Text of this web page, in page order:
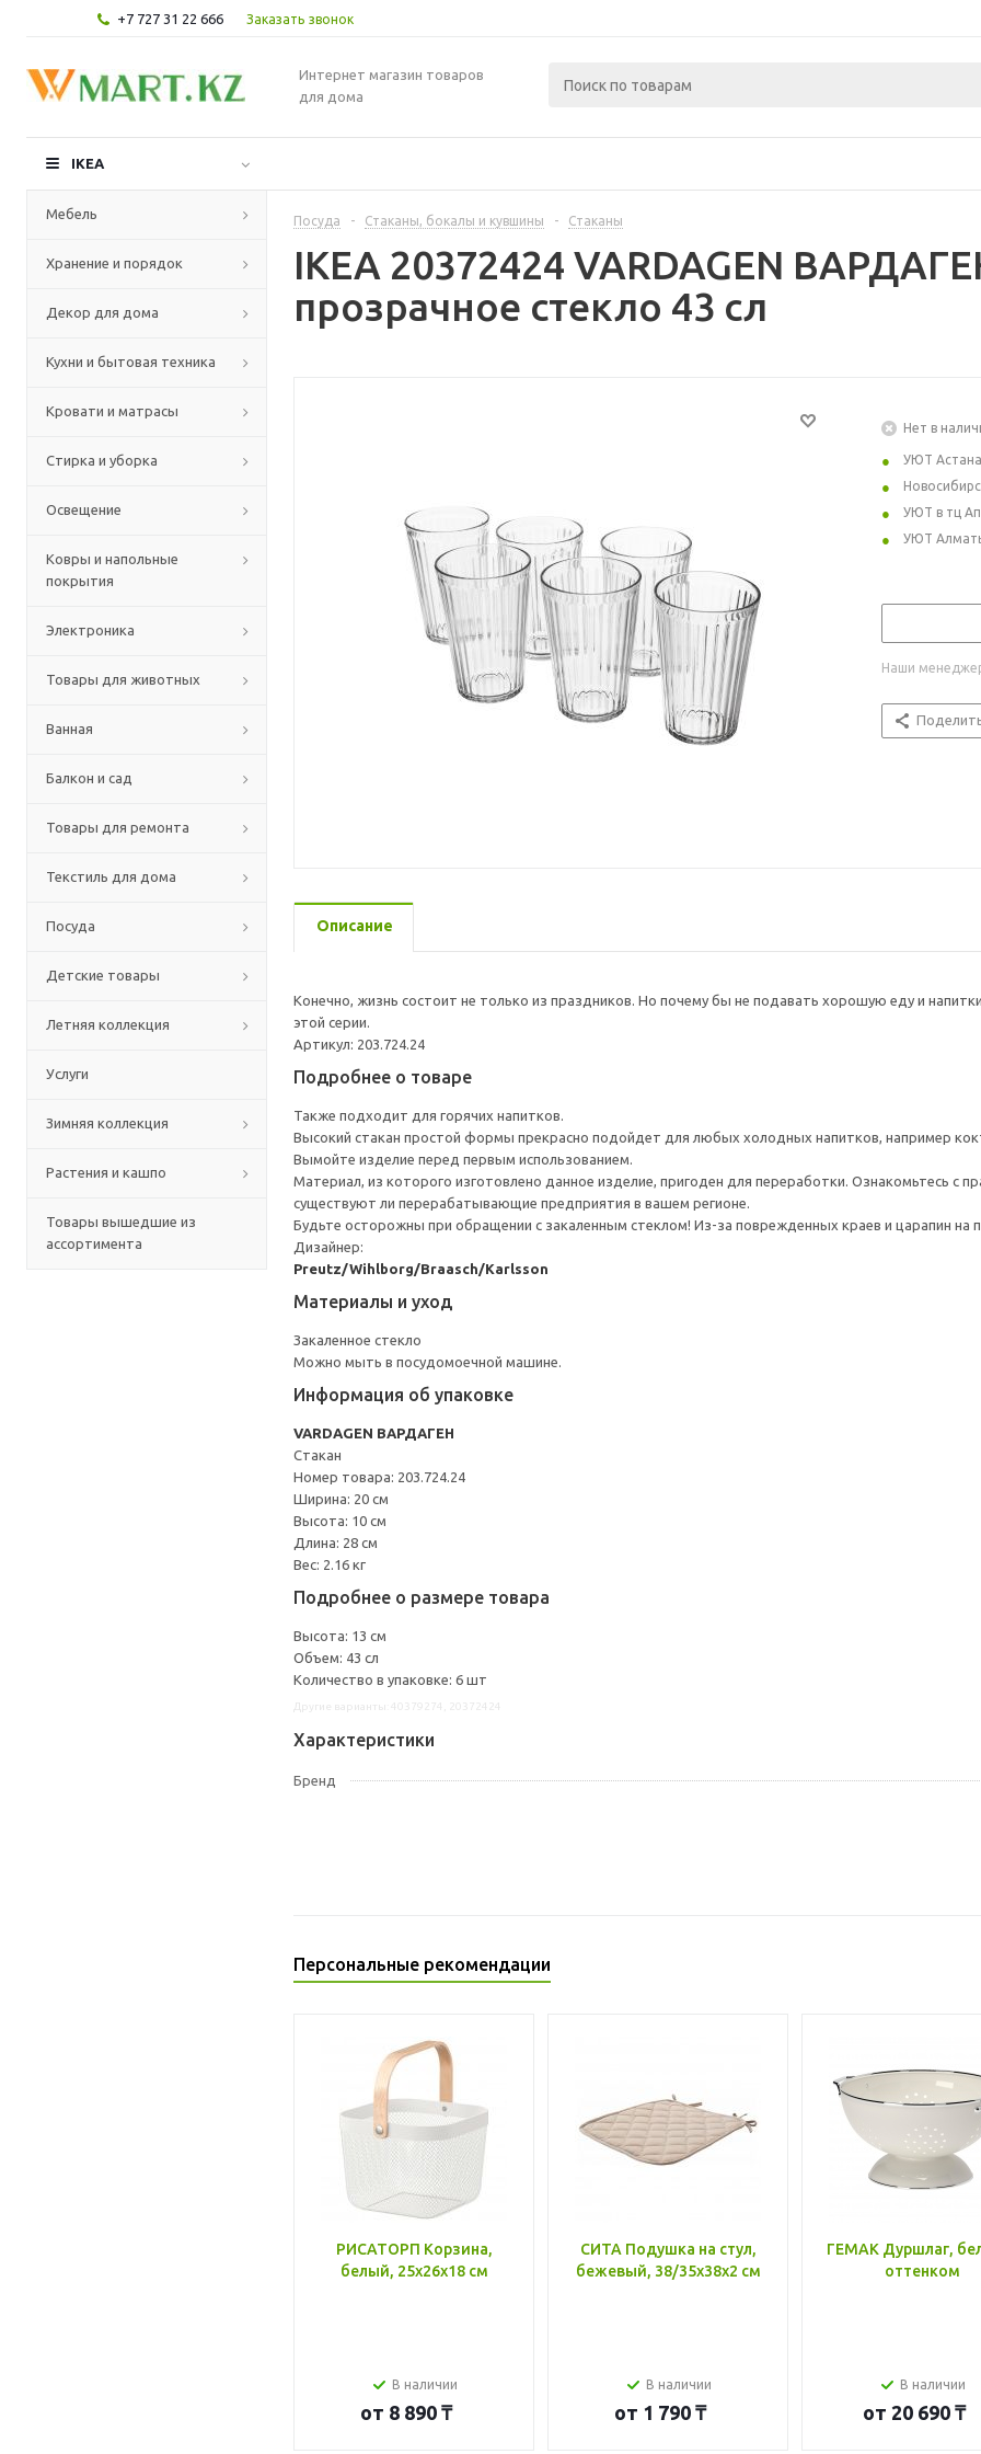
+7 727 31 22 666 Заказать звонок
Интернет магазин товаров
для дома
IKEA
Мебель
Хранение и порядок
Декор для дома
Кухни и бытовая техника
Кровати и матрасы
Стирка и уборка
Освещение
Ковры и напольные
покрытия
Электроника
Товары для животных
Ванная
Балкон и сад
Товары для ремонта
Текстиль для дома
Посуда
Детские товары
Летняя коллекция
Услуги
Зимняя коллекция
Растения и кашпо
Товары вышедшие из
ассортимента
Посуда - Стаканы, бокалы и кувшины - Стаканы
IKEA 20372424 VARDAGEN
прозрачное стекло 43 сл
Нет в
УЮТ Астана
УЮТ в тц
УЮТ
Наши
Описание
Конечно, жизнь состоит не только из праздников. Но почему бы не подавать хорошую еду и
этой серии.
Артикул: 203.724.24
Подробнее о товаре
Также подходит для горячих напитков.
Высокий стакан простой формы прекрасно подойдет для любых холодных напитков, например
Вымойте изделие перед первым использованием.
Материал, из которого изготовлено данное изделие, пригоден для переработки. Ознакомьтесь с
существуют ли перерабатывающие предприятия в вашем регионе.
Будьте осторожны при обращении с закаленным стеклом! Из-за поврежденных краев и царапин на
Дизайнер:
Preutz/Wihlborg/Braasch/Karlsson
Материалы и уход
Закаленное стекло
Можно мыть в посудомоечной машине.
Информация об упаковке
VARDAGEN ВАРДАГЕН
Стакан
Номер товара: 203.724.24
Ширина: 20 см
Высота: 10 см
Длина: 28 см
Вес: 2.16 кг
Подробнее о размере товара
Высота: 13 см
Объем: 43 сл
Количество в упаковке: 6 шт
Характеристики
Бренд
Персональные рекомендации
РИСАТОРП Корзина,
белый, 25x26x18 см
В наличии
от 8 890 ₸
СИТА Подушка на стул,
бежевый, 38/35x38x2 см
В наличии
от 1 790 ₸
ГЕМАК Дуршлаг,
оттенком
В наличии
от 20 690 ₸